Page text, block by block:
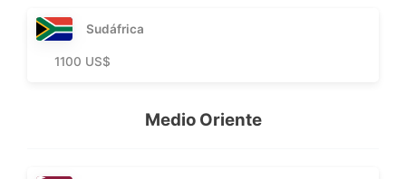
Sudáfrica
1100 US$
Medio Oriente